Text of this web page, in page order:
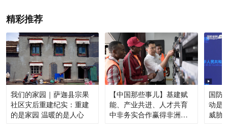
精彩推荐
我们的家园｜萨迦县宗果
社区灾后重建纪实：重建
的是家园 温暖的是人心
【中国那些事儿】基建赋
能、产业共进、人才共育
中非务实合作赢得非洲青
国防
动是
威胁